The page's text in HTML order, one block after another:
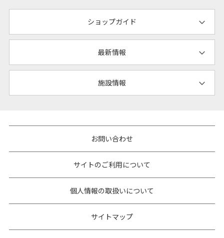
ショップガイド
最新情報
施設情報
お問い合わせ
サイトのご利用について
個人情報の取扱いについて
サイトマップ